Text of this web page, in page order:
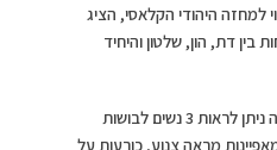
למחזה היהודי הקלאסי, הציג
בין דת, הון, שלטון והיחיד
בסצנת הפתיחה של ההצגה היה ניתן לראות 3 נשים לבושות
מראה צנוע, כורעות על